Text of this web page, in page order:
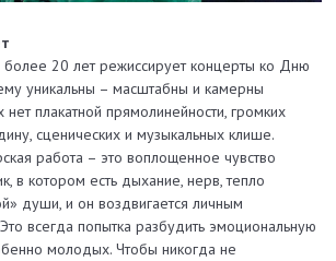
более 20 лет режиссирует концерты ко Дню
уникальны – масштабны и камерны
плакатной прямолинейности, громких
сценических и музыкальных клише.
работа – это воплощенное чувство
в котором есть дыхание, нерв, тепло
души, и он воздвигается личным
всегда попытка разбудить эмоциональную
молодых. Чтобы никогда не